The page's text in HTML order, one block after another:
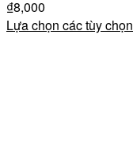
₫8,000
Lựa chọn các tùy chọn